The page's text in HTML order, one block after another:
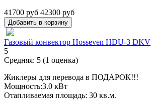
41700 руб 42300 руб
Газовый конвектор Hosseven HDU-3 DKV
5
Средняя: 5 (1 оценка)
Жиклеры для перевода в ПОДАРОК!!!
Мощность:3.0 кВт
Отапливаемая площадь: 30 кв.м.